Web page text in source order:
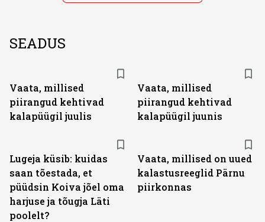
SEADUS
Vaata, millised
piirangud kehtivad
kalapüügil juulis
Vaata, millised
piirangud kehtivad
kalapüügil juunis
Lugeja küsib: kuidas
saan tõestada, et
püüdsin Koiva jõel oma
harjuse ja tõugja Läti
poolelt?
Vaata, millised on uued
kalastusreeglid Pärnu
piirkonnas